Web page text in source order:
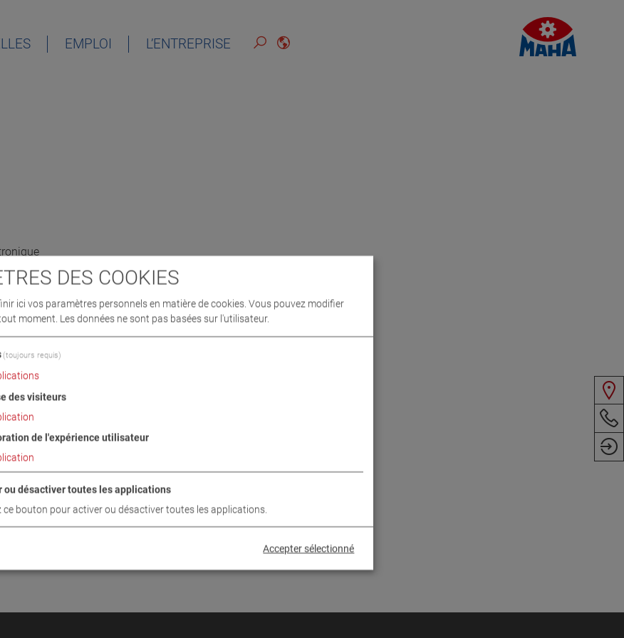
EMPLOI L’ENTREPRISE
DES COOKIES
ici vos paramètres personnels en matière de cookies. Vous pouvez modifier
moment. Les données ne sont pas basées sur l'utilisateur.
(toujours requis)
des visiteurs
de l'expérience utilisateur
ou désactiver toutes les applications
ce bouton pour activer ou désactiver toutes les applications.
Accepter sélectionné